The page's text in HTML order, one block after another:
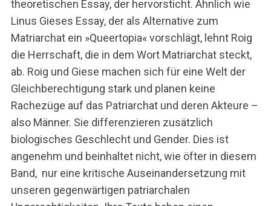
theoretischen Essay, der hervorsticht. Ähnlich wie
Linus Gieses Essay, der als Alternative zum
Matriarchat ein »Queertopia« vorschlägt, lehnt Roig
die Herrschaft, die in dem Wort Matriarchat steckt,
ab. Roig und Giese machen sich für eine Welt der
Gleichberechtigung stark und planen keine
Rachezüge auf das Patriarchat und deren Akteure –
also Männer. Sie differenzieren zusätzlich
biologisches Geschlecht und Gender. Dies ist
angenehm und beinhaltet nicht, wie öfter in diesem
Band, nur eine kritische Auseinandersetzung mit
unseren gegenwärtigen patriarchalen